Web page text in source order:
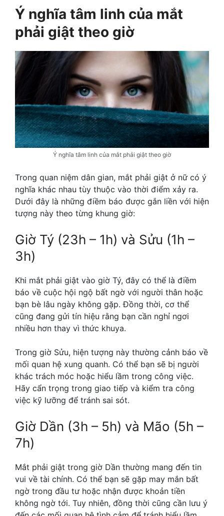
Ý nghĩa tâm linh của mắt
phải giật theo giờ
Ý nghĩa tâm linh của mắt phải giật theo giờ
Trong quan niệm dân gian, mắt phải giật ở nữ có ý
nghĩa khác nhau tùy thuộc vào thời điểm xảy ra.
Dưới đây là những điềm báo được gắn liền với hiện
tượng này theo từng khung giờ:
Giờ Tý (23h – 1h) và Sửu (1h –
3h)
Khi mắt phải giật vào giờ Tý, đây có thể là điềm
báo về cuộc hội ngộ bất ngờ với người thân hoặc
bạn bè lâu ngày không gặp. Đồng thời, cơ thể
cũng đang gửi tín hiệu rằng bạn cần nghỉ ngơi
nhiều hơn thay vì thức khuya.
Trong giờ Sửu, hiện tượng này thường cảnh báo về
mối quan hệ xung quanh. Có thể bạn sẽ bị người
khác trách móc hoặc hiểu lầm trong công việc.
Hãy cẩn trọng trong giao tiếp và kiểm tra công
việc kỹ lưỡng để tránh sai sót.
Giờ Dần (3h – 5h) và Mão (5h –
7h)
Mắt phải giật trong giờ Dần thường mang đến tin
vui về tài chính. Có thể bạn sẽ gặp may mắn bất
ngờ trong đầu tư hoặc nhận được khoản tiền
không ngờ tới. Tuy nhiên, đồng thời cũng cần lưu ý